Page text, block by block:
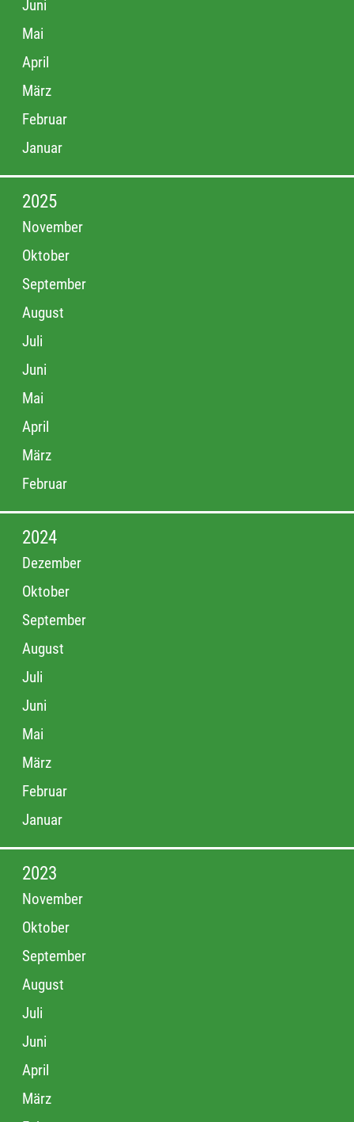
Juni
Mai
April
März
Februar
Januar
2025
November
Oktober
September
August
Juli
Juni
Mai
April
März
Februar
2024
Dezember
Oktober
September
August
Juli
Juni
Mai
März
Februar
Januar
2023
November
Oktober
September
August
Juli
Juni
April
März